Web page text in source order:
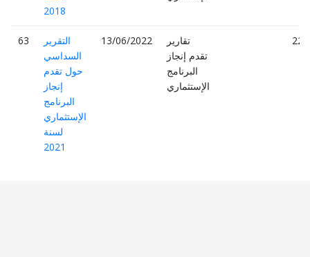
2018
63
التقرير
السداسي
حول تقدم
إنجاز
البرنامج
الإستثماري
لسنة
2021
13/06/2022
تقارير
تقدم إنجاز
البرنامج
الإستثماري